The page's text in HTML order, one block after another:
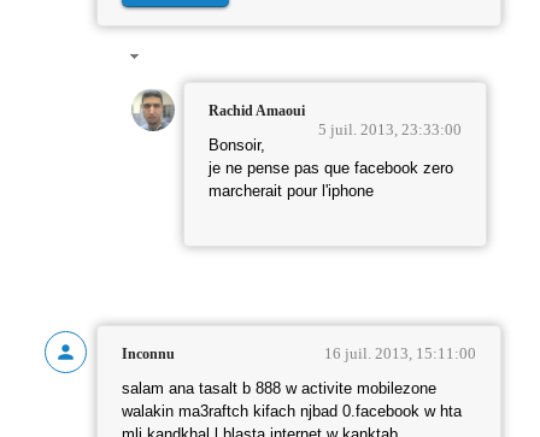
Rachid Amaoui
5 juil. 2013, 23:33:00
Bonsoir,
je ne pense pas que facebook zero
marcherait pour l'iphone
Inconnu 16 juil. 2013, 15:11:00
salam ana tasalt b 888 w activite mobilezone
walakin ma3raftch kifach njbad 0.facebook w hta